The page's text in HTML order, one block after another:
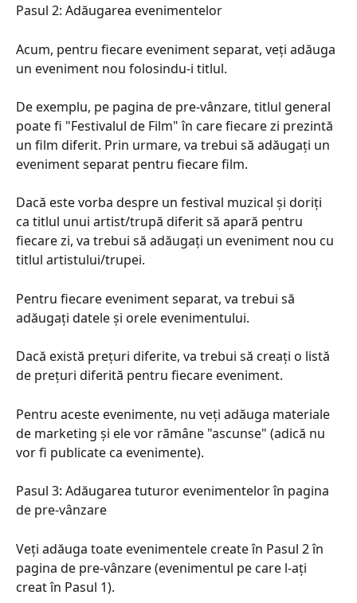
Pasul 2: Adăugarea evenimentelor
Acum, pentru fiecare eveniment separat, veți adăuga
un eveniment nou folosindu-i titlul.
De exemplu, pe pagina de pre-vânzare, titlul general
poate fi "Festivalul de Film" în care fiecare zi prezintă
un film diferit. Prin urmare, va trebui să adăugați un
eveniment separat pentru fiecare film.
Dacă este vorba despre un festival muzical și doriți
ca titlul unui artist/trupă diferit să apară pentru
fiecare zi, va trebui să adăugați un eveniment nou cu
titlul artistului/trupei.
Pentru fiecare eveniment separat, va trebui să
adăugați datele și orele evenimentului.
Dacă există prețuri diferite, va trebui să creați o listă
de prețuri diferită pentru fiecare eveniment.
Pentru aceste evenimente, nu veți adăuga materiale
de marketing și ele vor rămâne "ascunse" (adică nu
vor fi publicate ca evenimente).
Pasul 3: Adăugarea tuturor evenimentelor în pagina
de pre-vânzare
Veți adăuga toate evenimentele create în Pasul 2 în
pagina de pre-vânzare (evenimentul pe care l-ați
creat în Pasul 1).